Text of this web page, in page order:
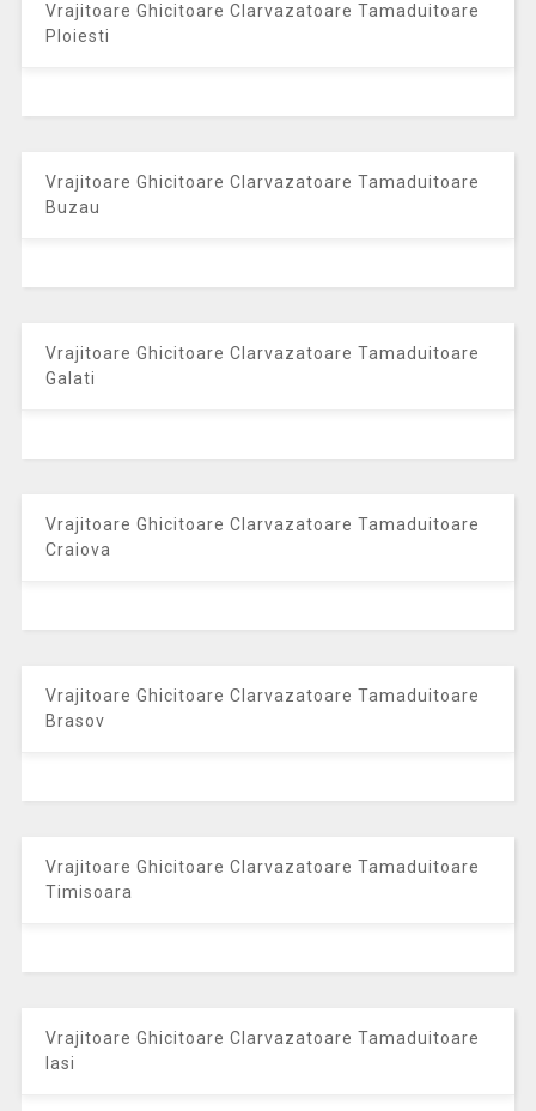
Vrajitoare Ghicitoare Clarvazatoare Tamaduitoare
Ploiesti
Vrajitoare Ghicitoare Clarvazatoare Tamaduitoare
Buzau
Vrajitoare Ghicitoare Clarvazatoare Tamaduitoare
Galati
Vrajitoare Ghicitoare Clarvazatoare Tamaduitoare
Craiova
Vrajitoare Ghicitoare Clarvazatoare Tamaduitoare
Brasov
Vrajitoare Ghicitoare Clarvazatoare Tamaduitoare
Timisoara
Vrajitoare Ghicitoare Clarvazatoare Tamaduitoare
Iasi